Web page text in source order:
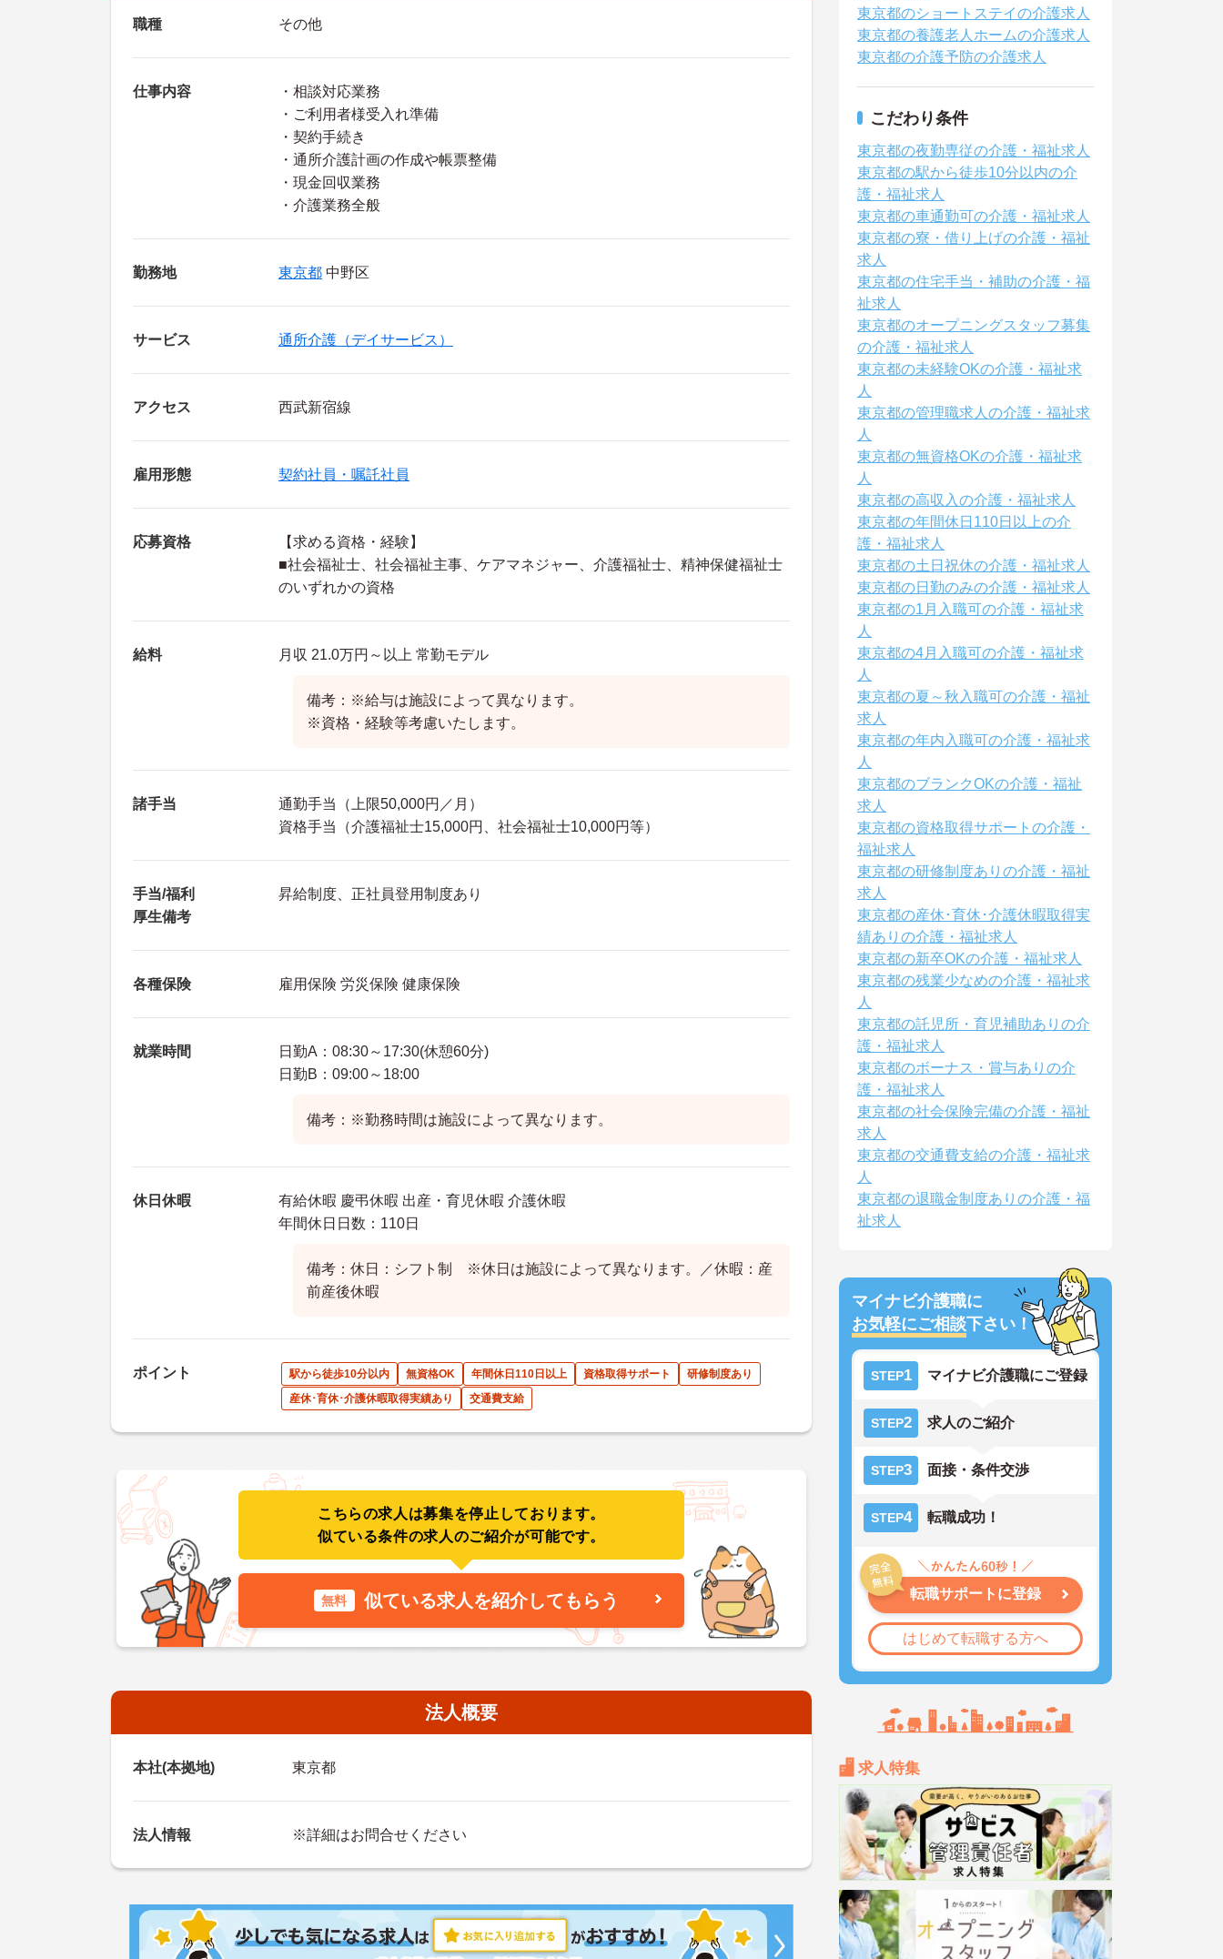
職種 その他
仕事内容
・相談対応業務
・ご利用者様受入れ準備
・契約手続き
・通所介護計画の作成や帳票整備
・現金回収業務
・介護業務全般
勤務地 東京都 中野区
サービス 通所介護（デイサービス）
アクセス 西武新宿線
雇用形態 契約社員・嘱託社員
応募資格
【求める資格・経験】
■社会福祉士、社会福祉主事、ケアマネジャー、介護福祉士、精神保健福祉士
のいずれかの資格
給料 月収 21.0万円～以上 常勤モデル
備考：※給与は施設によって異なります。
※資格・経験等考慮いたします。
諸手当
通勤手当（上限50,000円／月）
資格手当（介護福祉士15,000円、社会福祉士10,000円等）
手当/福利
厚生備考
昇給制度、正社員登用制度あり
各種保険 雇用保険 労災保険 健康保険
就業時間
日勤A：08:30～17:30(休憩60分)
日勤B：09:00～18:00
備考：※勤務時間は施設によって異なります。
休日休暇
有給休暇 慶弔休暇 出産・育児休暇 介護休暇
年間休日日数：110日
備考：休日：シフト制 ※休日は施設によって異なります。／休暇：産
前産後休暇
ポイント 駅から徒歩10分以内 無資格OK 年間休日110日以上 資格取得サポート
研修制度あり
産休･育休･介護休暇取得実績あり
交通費支給
こちらの求人は募集を停止しております。
似ている条件の求人のご紹介が可能です。
無料 似ている求人を紹介してもらう
法人概要
本社(本拠地) 東京都
法人情報 ※詳細はお問合せください
東京都のショートステイの介護求人
東京都の養護老人ホームの介護求人
東京都の介護予防の介護求人
こだわり条件
東京都の夜勤専従の介護・福祉求人
東京都の駅から徒歩10分以内の介
護・福祉求人
東京都の車通勤可の介護・福祉求人
東京都の寮・借り上げの介護・福祉
求人
東京都の住宅手当・補助の介護・福
祉求人
東京都のオープニングスタッフ募集
の介護・福祉求人
東京都の未経験OKの介護・福祉求
人
東京都の管理職求人の介護・福祉求
人
東京都の無資格OKの介護・福祉求
人
東京都の高収入の介護・福祉求人
東京都の年間休日110日以上の介
護・福祉求人
東京都の土日祝休の介護・福祉求人
東京都の日勤のみの介護・福祉求人
東京都の1月入職可の介護・福祉求
人
東京都の4月入職可の介護・福祉求
人
東京都の夏～秋入職可の介護・福祉
求人
東京都の年内入職可の介護・福祉求
人
東京都のブランクOKの介護・福祉
求人
東京都の資格取得サポートの介護・
福祉求人
東京都の研修制度ありの介護・福祉
求人
東京都の産休･育休･介護休暇取得実
績ありの介護・福祉求人
東京都の新卒OKの介護・福祉求人
東京都の残業少なめの介護・福祉求
人
東京都の託児所・育児補助ありの介
護・福祉求人
東京都のボーナス・賞与ありの介
護・福祉求人
東京都の社会保険完備の介護・福祉
求人
東京都の交通費支給の介護・福祉求
人
東京都の退職金制度ありの介護・福
祉求人
マイナビ介護職に
お気軽にご相談下さい！
STEP1 マイナビ介護職にご登録
STEP2 求人のご紹介
STEP3 面接・条件交渉
STEP4 転職成功！
転職サポートに登録
はじめて転職する方へ
求人特集